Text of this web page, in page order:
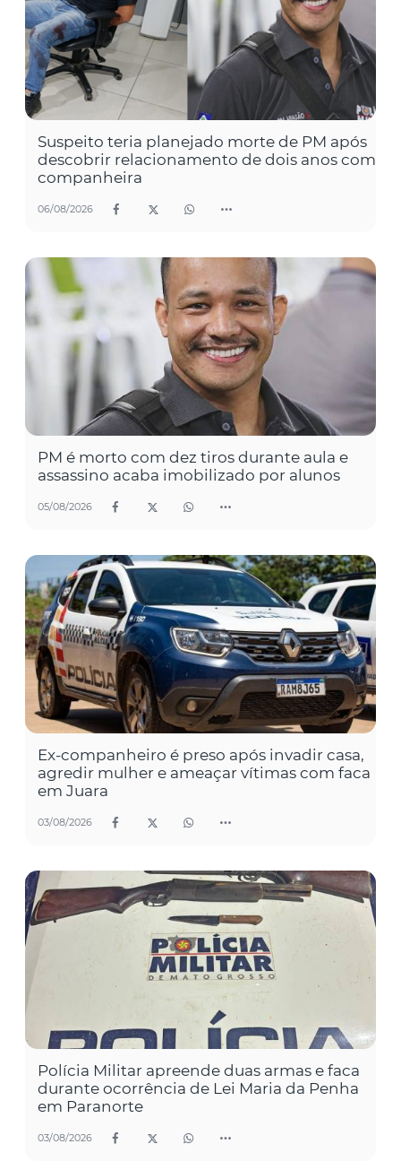
Suspeito teria planejado morte de PM após
descobrir relacionamento de dois anos com
companheira
06/08/2026
PM é morto com dez tiros durante aula e
assassino acaba imobilizado por alunos
05/08/2026
Ex-companheiro é preso após invadir casa,
agredir mulher e ameaçar vítimas com faca
em Juara
03/08/2026
Polícia Militar apreende duas armas e faca
durante ocorrência de Lei Maria da Penha
em Paranorte
03/08/2026